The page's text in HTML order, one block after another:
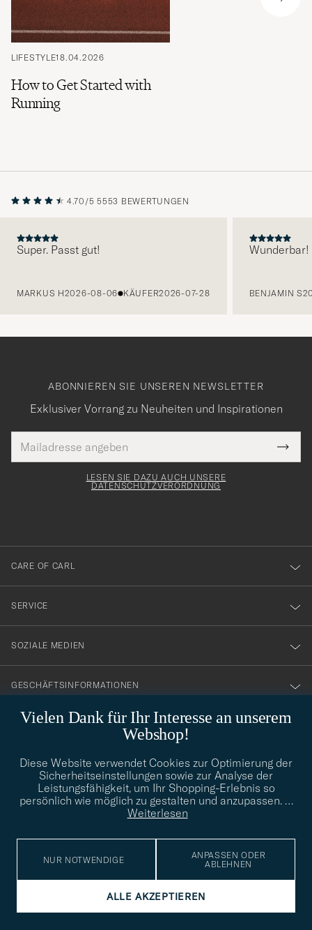
LIFESTYLE18.04.2026
How to Get Started with
Running
4.70/5 5553 BEWERTUNGEN
Super. Passt gut!
MARKUS H2026-08-06 KÄUFER2026-07-28
Wunderbar!
BENJAMIN S
Vielen Dank für Ihr Interesse an unserem
Webshop!
Diese Website verwendet Cookies zur Optimierung der
Sicherheitseinstellungen sowie zur Analyse der
Leistungsfähigkeit, um Ihr Shopping-Erlebnis so
persönlich wie möglich zu gestalten und anzupassen. …
Weiterlesen
NUR NOTWENDIGE
ANPASSEN ODER
ABLEHNEN
ALLE AKZEPTIEREN
ABONNIEREN SIE UNSEREN NEWSLETTER
Exklusiver Vorrang zu Neuheiten und Inspirationen
Mail
Adresse
Tack
för
dig
till
vårt
nyhetsbrev!
LESEN SIE DAZU AUCH UNSERE
DATENSCHUTZVERORDNUNG
CARE OF CARL
SERVICE
SOZIALE MEDIEN
GESCHÄFTSINFORMATIONEN
info@careofcarl.de
Benötigen Sie Hilfe bei der Suche nach Ihrem persönlichen Stil?
Wenden Sie sich an uns, wir helfen Ihnen gerne weiter!
STILBERATUNG